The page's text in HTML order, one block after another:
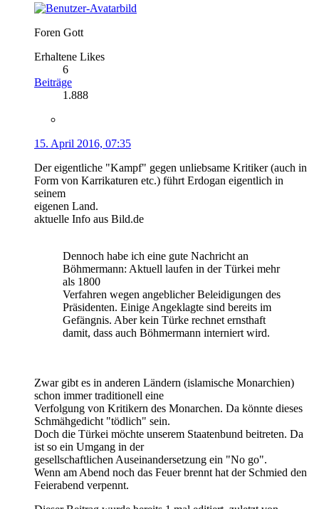
Foren Gott
Erhaltene Likes
6
Beiträge
1.888
15. April 2016, 07:35
Der eigentliche "Kampf" gegen unliebsame Kritiker (auch in
Form von Karrikaturen etc.) führt Erdogan eigentlich in
seinem
eigenen Land.
aktuelle Info aus Bild.de
Dennoch habe ich eine gute Nachricht an
Böhmermann: Aktuell laufen in der Türkei mehr
als 1800
Verfahren wegen angeblicher Beleidigungen des
Präsidenten. Einige Angeklagte sind bereits im
Gefängnis. Aber kein Türke rechnet ernsthaft
damit, dass auch Böhmermann interniert wird.
Zwar gibt es in anderen Ländern (islamische Monarchien)
schon immer traditionell eine
Verfolgung von Kritikern des Monarchen. Da könnte dieses
Schmähgedicht "tödlich" sein.
Doch die Türkei möchte unserem Staatenbund beitreten. Da
ist so ein Umgang in der
gesellschaftlichen Auseinandersetzung ein "No go".
Wenn am Abend noch das Feuer brennt hat der Schmied den
Feierabend verpennt.